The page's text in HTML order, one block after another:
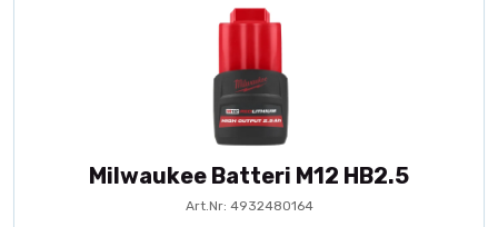
Milwaukee Batteri M12 HB2.5
Art.Nr: 4932480164